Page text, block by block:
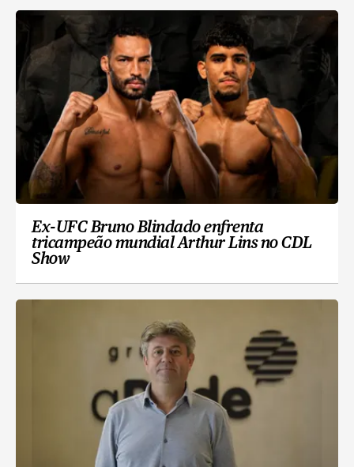
Ex-UFC Bruno Blindado enfrenta
tricampeão mundial Arthur Lins no CDL
Show